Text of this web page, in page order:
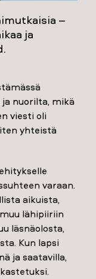
–
ja
nuorilta, mikä
viesti oli
yhteistä
varaan.
aikuista,
lähipiiriin
läsnäolosta,
Kun lapsi
ja saatavilla,